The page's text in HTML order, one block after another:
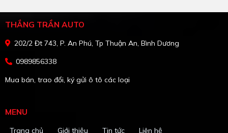
THẮNG TRẦN AUTO
202/2 Đt 743, P. An Phú, Tp Thuận An, Bình Dương
0989856338
Mua bán, trao đổi, ký gửi ô tô các loại
MENU
Trang chủ Giới thiệu Tin tức Liên hệ